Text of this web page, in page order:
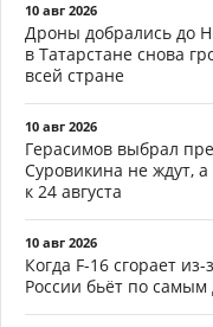
10 авг 2026
Дроны добрались до
в Татарстане снова
всей стране
10 авг 2026
Герасимов выбрал
Суровикина не ждут,
к 24 августа
10 авг 2026
Когда F-16 сгорает
России бьёт по